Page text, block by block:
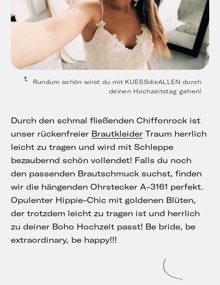
Rundum schön wirst du mit KUESSdieALLEN durch
deinen Hochzeitstag gehen!
Durch den schmal fließenden Chiffonrock ist
unser rückenfreier Brautkleider Traum herrlich
leicht zu tragen und wird mit Schleppe
bezaubernd schön vollendet! Falls du noch
den passenden Brautschmuck suchst, finden
wir die hängenden Ohrstecker A-3161 perfekt.
Opulenter Hippie-Chic mit goldenen Blüten,
der trotzdem leicht zu tragen ist und herrlich
zu deiner Boho Hochzeit passt! Be bride, be
extraordinary, be happy!!!